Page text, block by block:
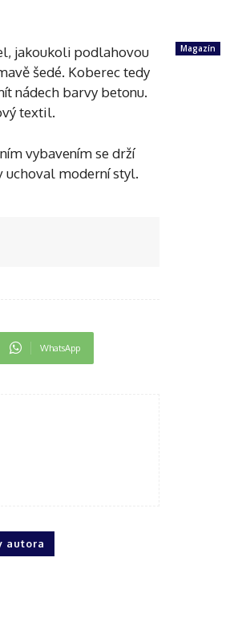
jakoukoli podlahovou
šedé. Koberec tedy
nádech barvy betonu.
textil.
vybavením se drží
uchoval moderní styl.
WhatsApp
Magazín
autora